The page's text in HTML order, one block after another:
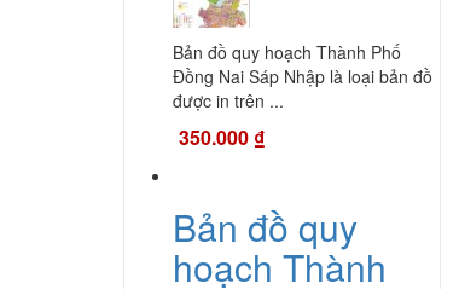
Bản đồ quy hoạch Thành Phố
Đồng Nai Sáp Nhập là loại bản đồ
được in trên ...
350.000 ₫
Bản đồ quy
hoạch Thành